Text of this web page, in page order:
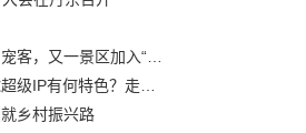
乡村振兴路